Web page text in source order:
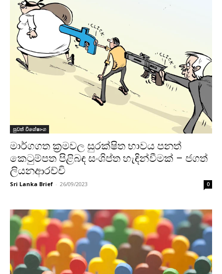
පුවත් විශේෂාංග
මාර්ගගත ක්‍රමවල සුරක්ෂිත භාවය පනත් ‍
කෙටුම්පත පිළිබඳ සංශිප්ත හැඳින්වීමක් – ජගත්
ලියනආරච්චි
Sri Lanka Brief - 26/09/2023 0